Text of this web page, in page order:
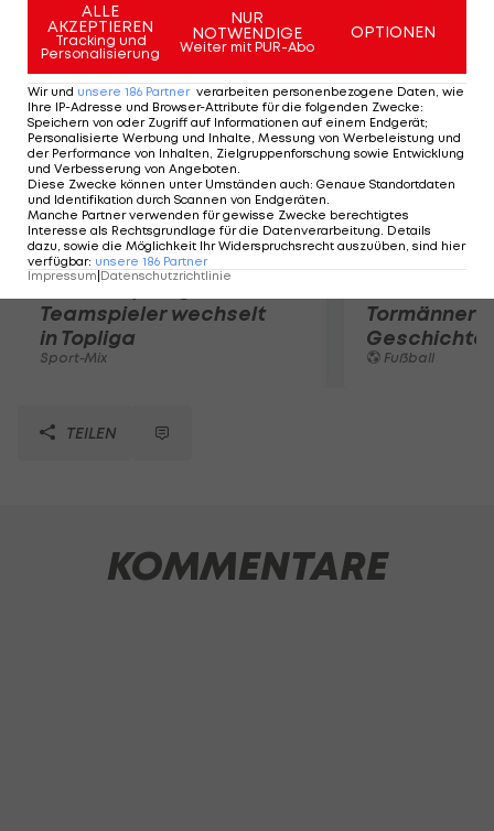
Mehr zum Thema
Karrieresprung! ÖVV-
Teamspieler wechselt
in Topliga
Sport-Mix
Tormänner
Geschichte
Fußball
TEILEN
KOMMENTARE
ALLE
AKZEPTIEREN
Tracking und
Personalisierung
NUR
NOTWENDIGE
Weiter mit PUR-Abo
OPTIONEN
Wir und unsere 186 Partner verarbeiten personenbezogene Daten, wie
Ihre IP-Adresse und Browser-Attribute für die folgenden Zwecke:
Speichern von oder Zugriff auf Informationen auf einem Endgerät;
Personalisierte Werbung und Inhalte, Messung von Werbeleistung und
der Performance von Inhalten, Zielgruppenforschung sowie Entwicklung
und Verbesserung von Angeboten.
Diese Zwecke können unter Umständen auch: Genaue Standortdaten
und Identifikation durch Scannen von Endgeräten.
Manche Partner verwenden für gewisse Zwecke berechtigtes
Interesse als Rechtsgrundlage für die Datenverarbeitung. Details
dazu, sowie die Möglichkeit Ihr Widerspruchsrecht auszuüben, sind hier
verfügbar: unsere 186 Partner
Impressum Datenschutzrichtlinie